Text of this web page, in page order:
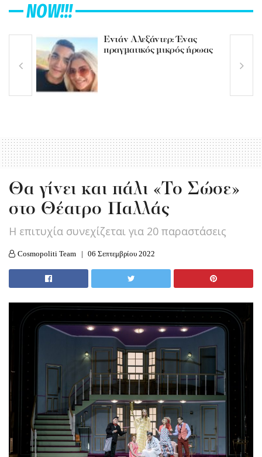
NOW!!!
Εντάν Αλεξάντερ: Ένας
πραγματικός μικρός ήρωας
Θα γίνει και πάλι «Το Σώσε»
στο Θέατρο Παλλάς
Η επιτυχία συνεχίζεται για 20 παραστάσεις
Cosmopoliti Team 06 Σεπτεμβρίου 2022